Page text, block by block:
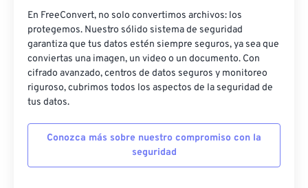
En FreeConvert, no solo convertimos archivos: los
protegemos. Nuestro sólido sistema de seguridad
garantiza que tus datos estén siempre seguros, ya sea que
conviertas una imagen, un video o un documento. Con
cifrado avanzado, centros de datos seguros y monitoreo
riguroso, cubrimos todos los aspectos de la seguridad de
tus datos.
Conozca más sobre nuestro compromiso con la
seguridad